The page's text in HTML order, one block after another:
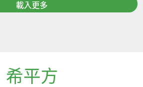
載入更多
希平方